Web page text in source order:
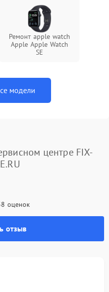
Ремонт apple watch
Apple Apple Watch
SE
модели
центре FIX-
оценок
отзыв